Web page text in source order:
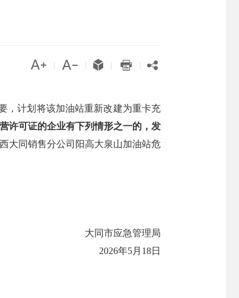
    
，计划将该加油站重新改建为重卡充
许可证的企业有下列情形之一的，发
大同销售分公司阳高大泉山加油站危
大同市应急管理局
2026年5月18日